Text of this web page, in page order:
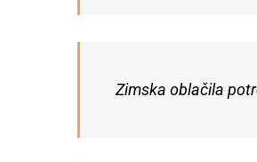
Zimska oblačila